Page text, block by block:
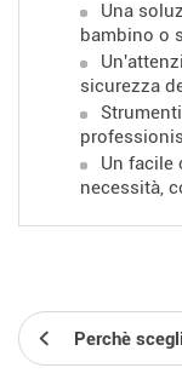
Una
bambino o
sicurezza
Un facile
necessità,
Perchè